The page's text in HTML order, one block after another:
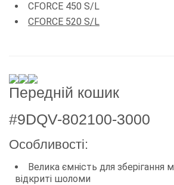
CFORCE 450 S/L
CFORCE 520 S/L
Передній кошик
#9DQV-802100-3000
Особливості:
Велика ємність для зберігання
відкриті шоломи